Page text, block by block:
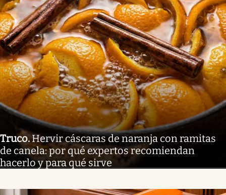
Truco.Hervir cáscaras de naranja con ramitas
de canela: por qué expertos recomiendan
hacerlo y para qué sirve